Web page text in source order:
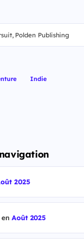
Polden Publishing
Indie
2025
Août 2025